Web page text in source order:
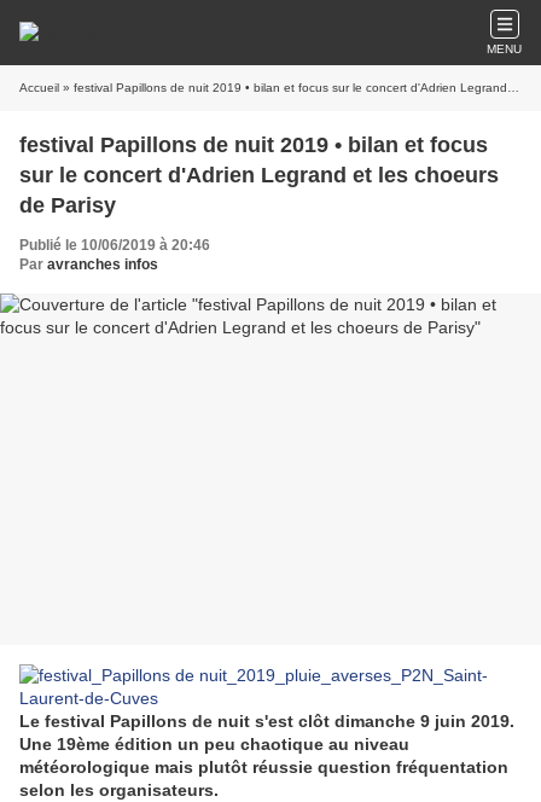
MENU
Accueil » festival Papillons de nuit 2019 • bilan et focus sur le concert d'Adrien Legrand et les choeurs de Parisy
festival Papillons de nuit 2019 • bilan et focus
sur le concert d'Adrien Legrand et les choeurs
de Parisy
Publié le 10/06/2019 à 20:46
Par avranches infos
Le festival Papillons de nuit s'est clôt dimanche 9 juin 2019.
Une 19ème édition un peu chaotique au niveau
météorologique mais plutôt réussie question fréquentation
selon les organisateurs.